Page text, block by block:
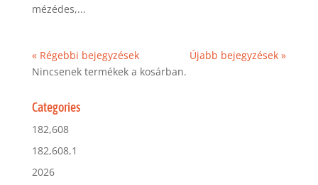
mézédes,...
« Régebbi bejegyzések
Újabb bejegyzések »
Nincsenek termékek a kosárban.
Categories
182,608
182,608,1
2026